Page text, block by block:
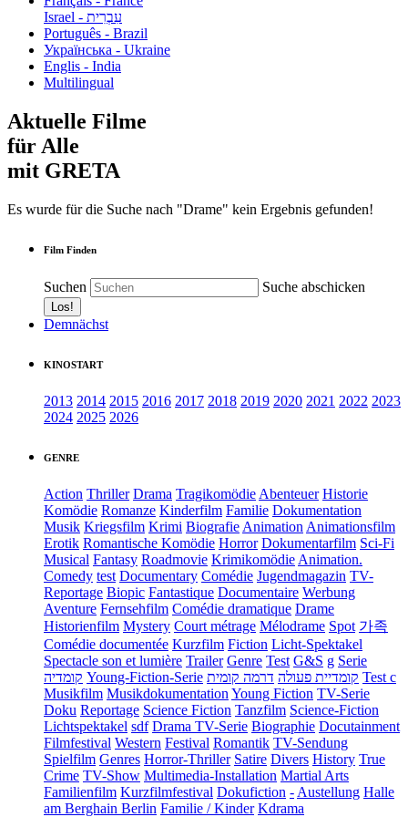
עִבְרִית - Israel
Português - Brazil
Українська - Ukraine
Englis - India
Multilingual
Aktuelle Filme
für Alle
mit GRETA
Es wurde für die Suche nach "Drame" kein Ergebnis gefunden!
Film Finden
Suchen Suche abschicken
Demnächst
KINOSTART
2013 2014 2015 2016 2017 2018 2019 2020 2021 2022 2023
2024 2025 2026
GENRE
Action Thriller Drama Tragikomödie Abenteuer Historie
Komödie Romanze Kinderfilm Familie Dokumentation
Musik Kriegsfilm Krimi Biografie Animation Animationsfilm
Erotik Romantische Komödie Horror Dokumentarfilm Sci-Fi
Musical Fantasy Roadmovie Krimikomödie Animation.
Comedy test Documentary Comédie Jugendmagazin TV-
Reportage Biopic Fantastique Documentaire Werbung
Aventure Fernsehfilm Comédie dramatique Drame
Historienfilm Mystery Court métrage Mélodrame Spot 가족
Comédie documentée Kurzfilm Fiction Licht-Spektakel
Spectacle son et lumière Trailer Genre Test G&S g Serie
קומדיה Young-Fiction-Serie קומדיית פעולה דרמה קומית
Test c
Musikfilm Musikdokumentation Young Fiction TV-Serie
Doku Reportage Science Fiction Tanzfilm Science-Fiction
Lichtspektakel sdf Drama TV-Serie Biographie Docutainment
Filmfestival Western Festival Romantik TV-Sendung
Spielfilm Genres Horror-Thriller Satire Divers History True
Crime TV-Show Multimedia-Installation Martial Arts
Familienfilm Kurzfilmfestival Dokufiction - Austellung Halle
am Berghain Berlin Familie / Kinder Kdrama